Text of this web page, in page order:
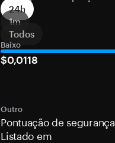
24h
1m
Todos
Baixo
$0,0118
Outro
Pontuação de segurança
Listado em